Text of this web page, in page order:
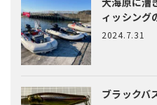
ィッシング
2024.7.31
ブラックバ